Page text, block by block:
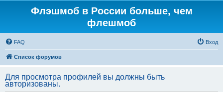
Флэшмоб в России больше, чем
флешмоб
FAQ Вход
Список форумов
Для просмотра профилей вы должны быть
авторизованы.